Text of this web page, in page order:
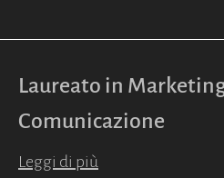
Laureato in
Comunicazione
Leggi di più